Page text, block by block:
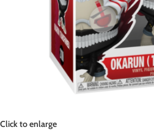
Click to enlarge